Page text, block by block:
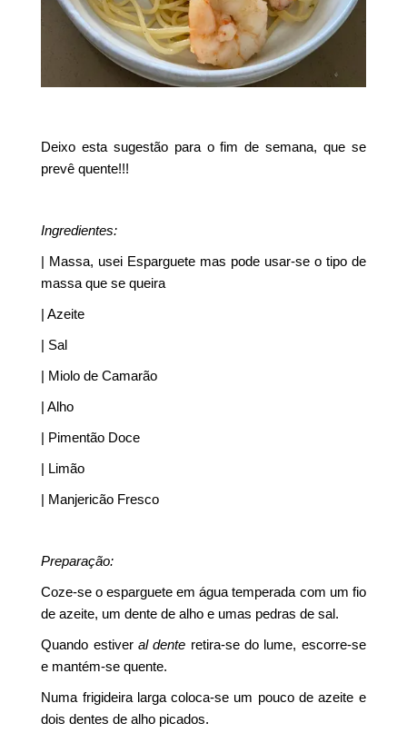
Deixo esta sugestão para o fim de semana, que se
prevê quente!!!
Ingredientes:
| Massa, usei Esparguete mas pode usar-se o tipo de
massa que se queira
| Azeite
| Sal
| Miolo de Camarão
| Alho
| Pimentão Doce
| Limão
| Manjericão Fresco
Preparação:
Coze-se o esparguete em água temperada com um fio
de azeite, um dente de alho e umas pedras de sal.
Quando estiveral dente retira-se do lume, escorre-se
e mantém-se quente.
Numa frigideira larga coloca-se um pouco de azeite e
dois dentes de alho picados.